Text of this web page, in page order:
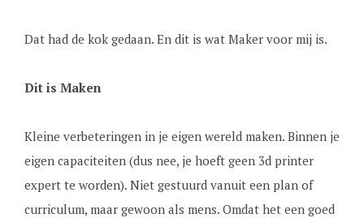
Dat had de kok gedaan. En dit is wat Maker voor mij is.
Dit is Maken
Kleine verbeteringen in je eigen wereld maken. Binnen je
eigen capaciteiten (dus nee, je hoeft geen 3d printer
expert te worden). Niet gestuurd vanuit een plan of
curriculum, maar gewoon als mens. Omdat het een goed